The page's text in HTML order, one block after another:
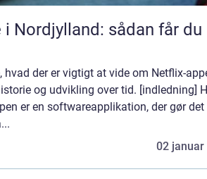
Nordjylland: sådan får du
hvad der er vigtigt at vide om Netflix-
og udvikling over tid. [indledning]
er en softwareapplikation, der gør det
02 januar